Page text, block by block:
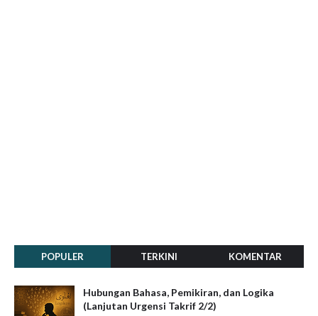
POPULER TERKINI KOMENTAR
Hubungan Bahasa, Pemikiran, dan Logika
(Lanjutan Urgensi Takrif 2/2)